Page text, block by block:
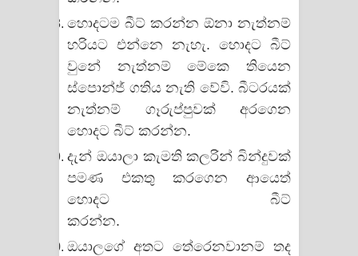
දන්නවාද මාව ගීතයේ පද පෙළ
හොදටම බීට් කරන්න ඕනා නැත්නම්
හරියට එන්නෙ නැහැ. හොදට බීට්
වුනේ නැත්නම් මේකෙ තියෙන
ස්පොන්ජ් ගතිය නැති වේවි. බීටරයක්
නැත්නම් ගෑරුප්පුවක් අරගෙන
හොදට බීට් කරන්න.
දැන් ඔයාලා කැමති කලරින් බින්දුවක්
පමණ එකතු කරගෙන ආයෙත්
හොදට බීට්
කරන්න.
ඔයාලගේ අතට තේරෙනවානම් තද